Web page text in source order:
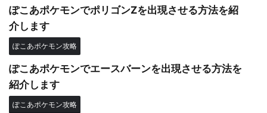
ぽこあポケモンでポリゴンZを出現させる方法を紹
介します
ぽこあポケモン攻略
ぽこあポケモンでエースバーンを出現させる方法を
紹介します
ぽこあポケモン攻略